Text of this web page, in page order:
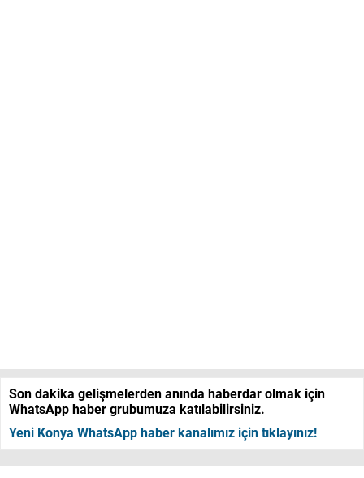
Son dakika gelişmelerden anında haberdar olmak için
WhatsApp haber grubumuza katılabilirsiniz.
Yeni Konya WhatsApp haber kanalımız için tıklayınız!